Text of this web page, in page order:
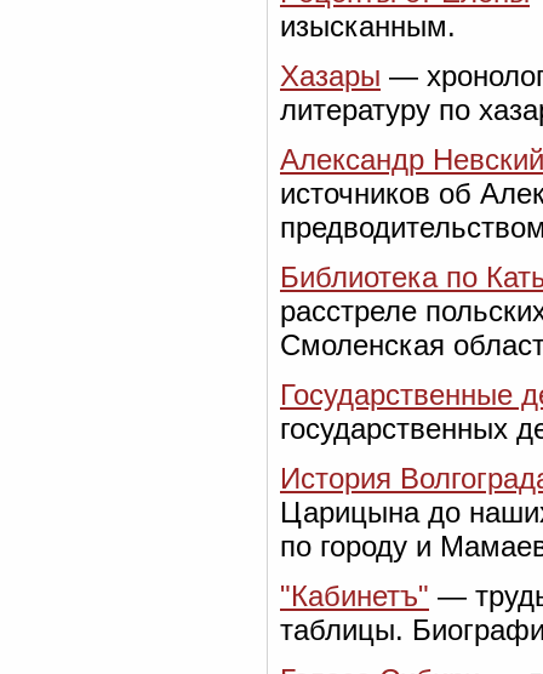
изысканным.
Хазары —
литературу по
Александр Невский
источников об
Библиотека по
расстреле
Смоленская
Государственные
государственных
История
Царицына до
по городу и
"Кабинетъ" —
таблицы.